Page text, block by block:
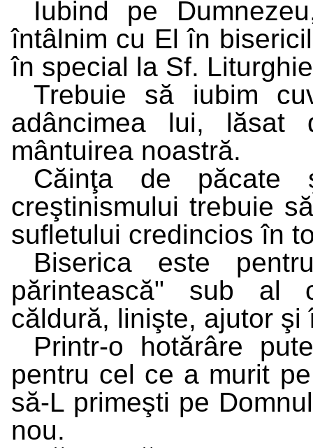
Iubind pe
întâlnim cu El în
în special la Sf.
Trebuie să iubim
adâncimea lui,
mântuirea noastră.
Căinţa de păcate
creştinismului trebuie
sufletului credincios în
Biserica este
părintească" sub al
căldură, linişte, ajutor
Printr-o hotărâre
pentru cel ce a murit
să-L primeşti pe
nou.